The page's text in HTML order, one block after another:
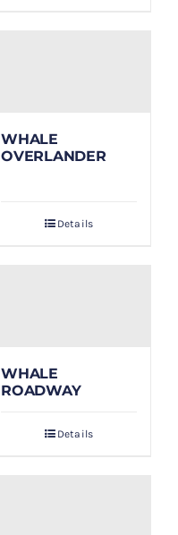
WHALE
OVERLANDER
Details
WHALE
ROADWAY
Details